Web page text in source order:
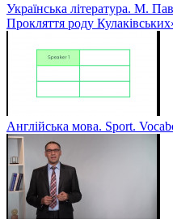
Українська література. М.
Прокляття роду
Англійська мова. Sport.